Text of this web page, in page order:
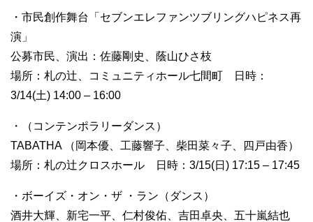
・市民創作舞台「セブンエレファンツブリングハピネス再
演」
公募市民、演出：佐藤剛史、蔭山ひさ枝
場所：札の辻、コミュニティホール七間町 日時：
3/14(土) 14:00 – 16:00
・（コンテンポラリーダンス）
TABATHA （岡本優、工藤響子、柴田菜々子、四戸由香）
場所：札の辻クロスホール 日時：3/15(日) 17:15 – 17:45
・ボーイズ・オン・ザ ・ラン（ダンス）
酒井大輝、新宅一平、仁村俊佑、吉田卓央、五十嵐結也